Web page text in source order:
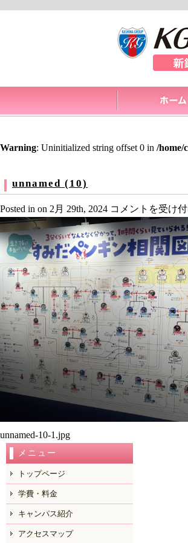
Warning: Uninitialized string offset 0 in /home/
unnamed (10)
Posted in on 2月 29th, 2024 unnamed
(10)
は
コメントを受け
unnamed-10-1.jpg
メニュー
トップページ
学費・料金
キャンパス紹介
アクセスマップ